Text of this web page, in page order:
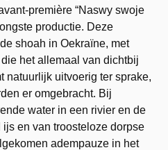
première “Naswy swoje
productie. Deze
shoah in Oekraïne, met
het allemaal van dichtbij
natuurlijk uitvoerig ter sprake,
er omgebracht. Bij
water in een rivier en de
en van troosteloze dorpse
adempauze in het